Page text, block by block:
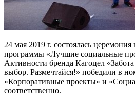
24 мая 2019 г. состоялась
программы «Лучшие социальные
Активности бренда Кагоцел
выбор. Размечтайся!» победили в
«Корпоративные проекты» и
соответственно.